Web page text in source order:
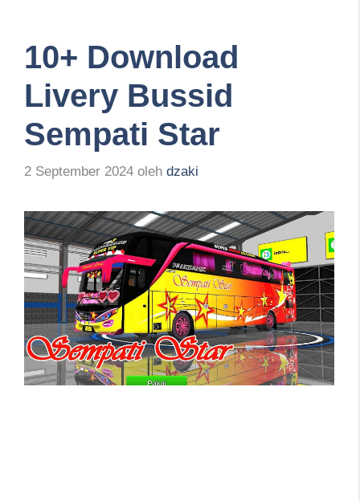
10+ Download
Livery Bussid
Sempati Star
2 September 2024 oleh dzaki